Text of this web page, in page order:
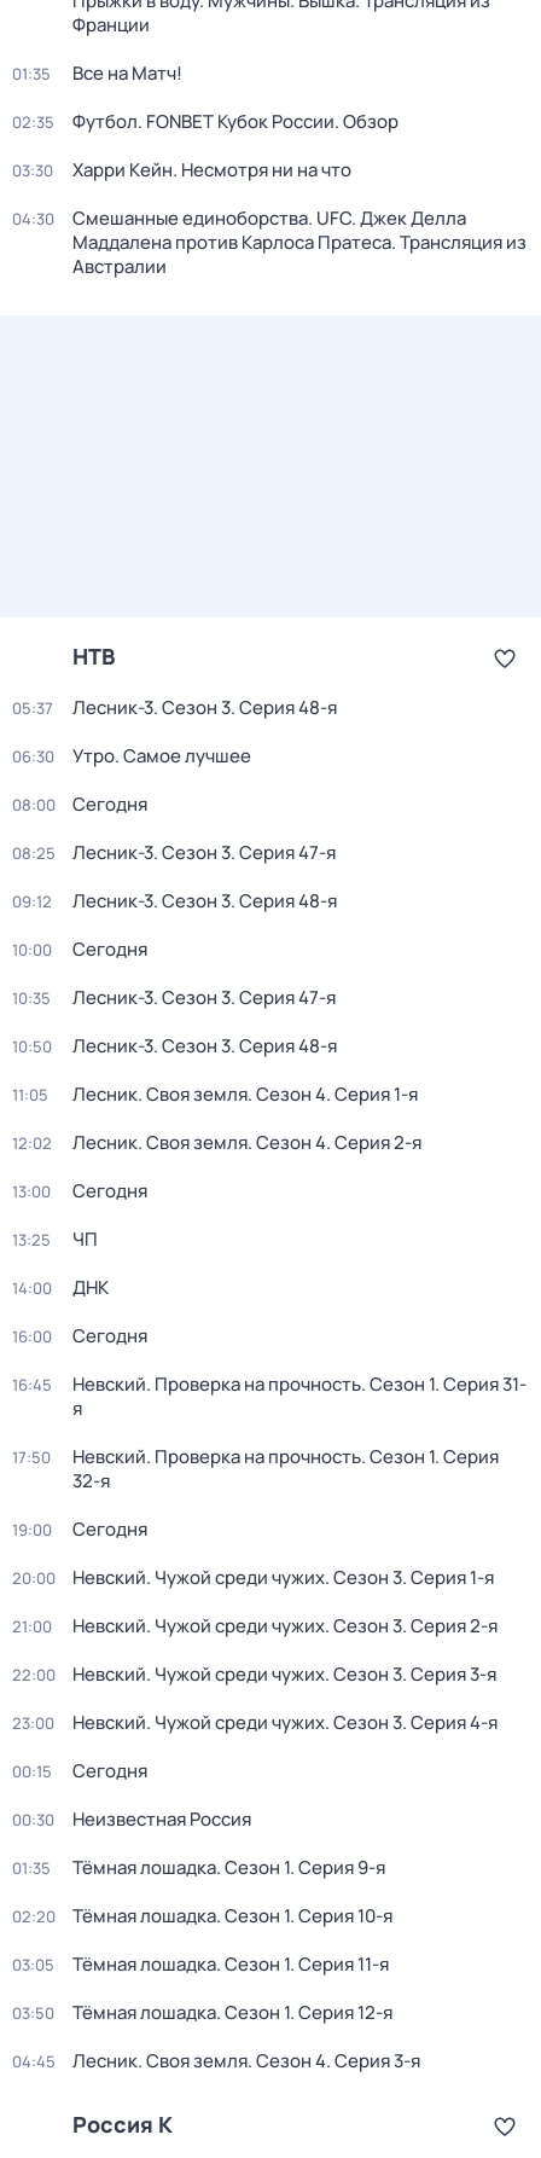
Франции
01:35 Все на Матч!
02:35 Футбол. FONBET Кубок России. Обзор
03:30 Харри Кейн. Несмотря ни на что
04:30
Смешанные единоборства. UFC. Джек Делла
Маддалена против Карлоса Пратеса. Трансляция из
Австралии
НТВ
05:37 Лесник-3. Сезон 3. Серия 48-я
06:30 Утро. Самое лучшее
08:00 Сегодня
08:25 Лесник-3. Сезон 3. Серия 47-я
09:12 Лесник-3. Сезон 3. Серия 48-я
10:00 Сегодня
10:35 Лесник-3. Сезон 3. Серия 47-я
10:50 Лесник-3. Сезон 3. Серия 48-я
11:05 Лесник. Своя земля. Сезон 4. Серия 1-я
12:02 Лесник. Своя земля. Сезон 4. Серия 2-я
13:00 Сегодня
13:25 ЧП
14:00 ДНК
16:00 Сегодня
16:45 Невский. Проверка на прочность. Сезон 1. Серия 31-
я
17:50 Невский. Проверка на прочность. Сезон 1. Серия
32-я
19:00 Сегодня
20:00 Невский. Чужой среди чужих. Сезон 3. Серия 1-я
21:00 Невский. Чужой среди чужих. Сезон 3. Серия 2-я
22:00 Невский. Чужой среди чужих. Сезон 3. Серия 3-я
23:00 Невский. Чужой среди чужих. Сезон 3. Серия 4-я
00:15 Сегодня
00:30 Неизвестная Россия
01:35 Тёмная лошадка. Сезон 1. Серия 9-я
02:20 Тёмная лошадка. Сезон 1. Серия 10-я
03:05 Тёмная лошадка. Сезон 1. Серия 11-я
03:50 Тёмная лошадка. Сезон 1. Серия 12-я
04:45 Лесник. Своя земля. Сезон 4. Серия 3-я
Россия К